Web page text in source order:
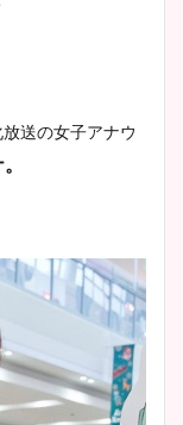
送の女子アナウ